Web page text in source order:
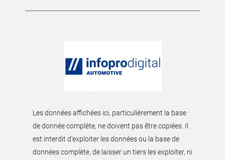
Les données affichées ici, particulièrement la base
de donnée complète, ne doivent pas être copiées. Il
est interdit d’exploiter les données ou la base de
données complète, de laisser un tiers les exploiter, ni